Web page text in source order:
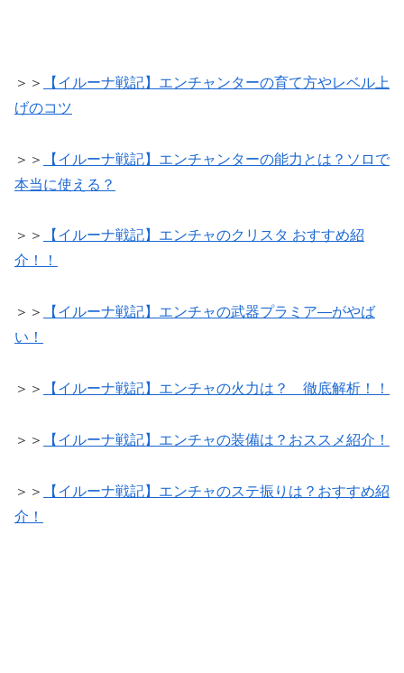
＞＞
【イルーナ戦記】エンチャンターの育て方やレベル上
げのコツ
＞＞
【イルーナ戦記】エンチャンターの能力とは？ソロで
本当に使える？
＞＞
【イルーナ戦記】エンチャのクリスタ おすすめ紹
介！！
＞＞
【イルーナ戦記】エンチャの武器プラミア―がやば
い！
＞＞ 【イルーナ戦記】エンチャの火力は？ 徹底解析！！
＞＞ 【イルーナ戦記】エンチャの装備は？おススメ紹介！
＞＞
【イルーナ戦記】エンチャのステ振りは？おすすめ紹
介！